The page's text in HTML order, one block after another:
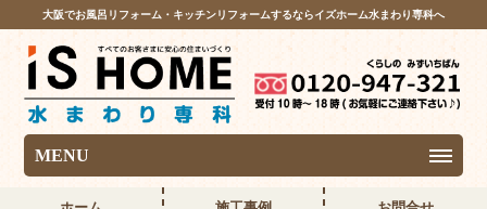
大阪でお風呂リフォーム・キッチンリフォームするならイズホーム水まわり専科へ
MENU